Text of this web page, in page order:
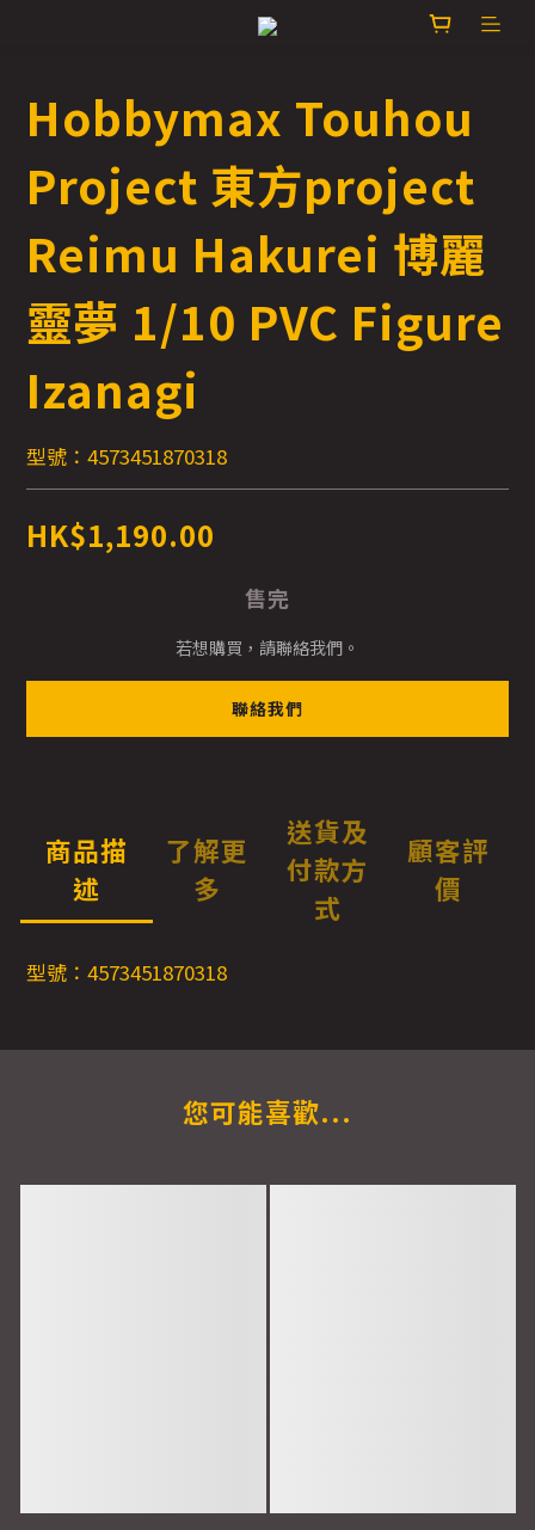
Hobbymax Touhou
Project 東方project
Reimu Hakurei 博麗
靈夢 1/10 PVC Figure
Izanagi
型號：4573451870318
HK$1,190.00
售完
若想購買，請聯絡我們。
聯絡我們
商品描
述
了解更
多
送貨及
付款方
式
顧客評
價
型號：4573451870318
您可能喜歡...